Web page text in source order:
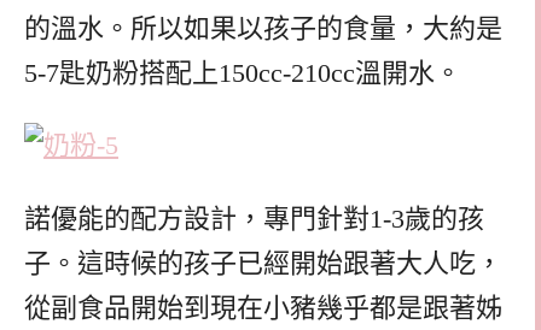
的溫水。所以如果以孩子的食量，大約是
5-7匙奶粉搭配上150cc-210cc溫開水。
諾優能的配方設計，專門針對1-3歲的孩
子。這時候的孩子已經開始跟著大人吃，
從副食品開始到現在小豬幾乎都是跟著姊